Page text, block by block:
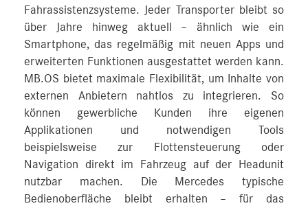
Fahrassistenzsysteme. Jeder Transporter bleibt so
über Jahre hinweg aktuell – ähnlich wie ein
Smartphone, das regelmäßig mit neuen Apps und
erweiterten Funktionen ausgestattet werden kann.
MB.OS bietet maximale Flexibilität, um Inhalte von
externen Anbietern nahtlos zu integrieren. So
können gewerbliche Kunden ihre eigenen
Applikationen und notwendigen Tools
beispielsweise zur Flottensteuerung oder
Navigation direkt im Fahrzeug auf der Headunit
nutzbar machen. Die Mercedes typische
Bedienoberfläche bleibt erhalten – für das